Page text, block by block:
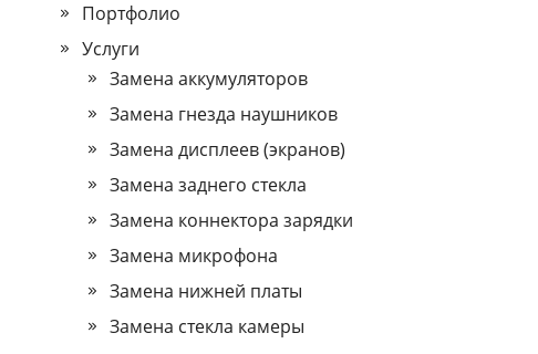
Портфолио
Услуги
Замена аккумуляторов
Замена гнезда наушников
Замена дисплеев (экранов)
Замена заднего стекла
Замена коннектора зарядки
Замена микрофона
Замена нижней платы
Замена стекла камеры